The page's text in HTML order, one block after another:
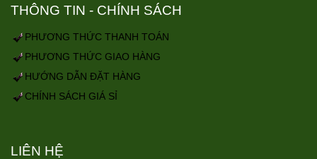
THÔNG TIN - CHÍNH SÁCH
PHƯƠNG THỨC THANH TOÁN
PHƯƠNG THỨC GIAO HÀNG
HƯỚNG DẪN ĐẶT HÀNG
CHÍNH SÁCH GIÁ SỈ
LIÊN HỆ